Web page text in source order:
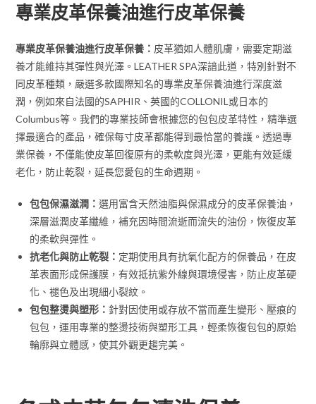
專業皮革保養油進行皮革保養
專業皮革保養油進行皮革保養： 皮革猶如人體肌膚，需要定期滋
養才能維持其彈性與光澤。LEATHER SPA深諳此道，特別針對不
同皮革種類，嚴選多款國際知名的專業皮革保養油進行深度滋
潤，例如來自法國的SAPHIR、英國的COLLONIL或日本的
Columbus等。我們的專業技師會根據您的包包皮革特性，精準選
擇最適合的產品，確保每寸皮革都能得到最恰當的養護。透過專
業保養，不僅能使皮革回復原有的柔軟度與光澤，更能有效延緩
老化，防止乾裂，延長您愛包的生命週期。
包包保濕滋潤：選用富含天然油脂與保濕成分的皮革保養油，
深層滋潤皮革纖維，補充因時間流逝而流失的油份，恢復皮革
的柔軟與彈性。
抗老化與防止乾裂： 定期使用具有抗氧化配方的保養品，在皮
革表面形成保護膜，有效抵抗紫外線與環境侵害，防止皮革硬
化、褪色及出現細小裂紋。
包包整燙與塑形： 針對因使用或存放不當而產生變形、壓痕的
包包，運用專業的整燙技術與塑形工具，輕柔恢復包包的原始
輪廓與立體感，使其外觀更趨完美。